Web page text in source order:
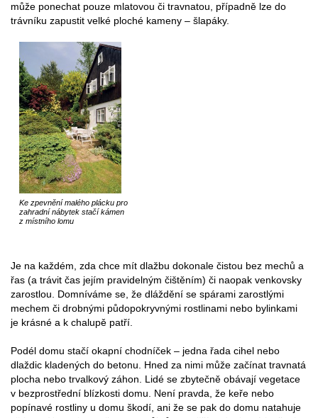
může ponechat pouze mlatovou či travnatou, případně lze do
trávníku zapustit velké ploché kameny – šlapáky.
Ke zpevnění malého plácku pro
zahradní nábytek stačí kámen
z místního lomu
Je na každém, zda chce mít dlažbu dokonale čistou bez mechů a
řas (a trávit čas jejím pravidelným čištěním) či naopak venkovsky
zarostlou. Domníváme se, že dláždění se spárami zarostlými
mechem či drobnými půdopokryvnými rostlinami nebo bylinkami
je krásné a k chalupě patří.
Podél domu stačí okapní chodníček – jedna řada cihel nebo
dlaždic kladených do betonu. Hned za nimi může začínat travnatá
plocha nebo trvalkový záhon. Lidé se zbytečně obávají vegetace
v bezprostřední blízkosti domu. Není pravda, že keře nebo
popínavé rostliny u domu škodí, ani že se pak do domu natahuje